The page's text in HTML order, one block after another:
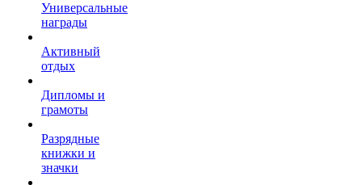
Универсальные
награды
Активный
отдых
Дипломы и
грамоты
Разрядные
книжки и
значки